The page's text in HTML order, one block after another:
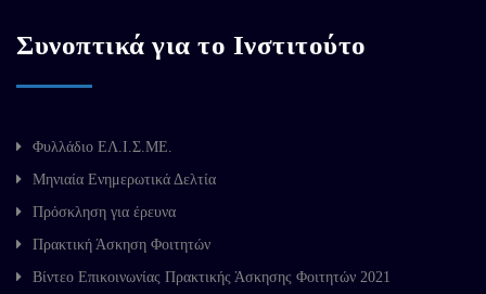
Συνοπτικά για το Ινστιτούτο
Φυλλάδιο ΕΛ.Ι.Σ.ΜΕ.
Μηνιαία Ενημερωτικά Δελτία
Πρόσκληση για έρευνα
Πρακτική Άσκηση Φοιτητών
Βίντεο Επικοινωνίας Πρακτικής Άσκησης Φοιτητών 2021